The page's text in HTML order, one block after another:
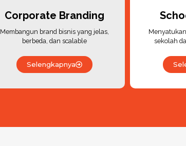
Corporate Branding
Membangun brand bisnis yang jelas,
berbeda, dan scalable
Selengkapnya
sekolah